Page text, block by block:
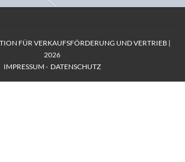
FÜR VERKAUFSFÖRDERUNG UND VERTRIEB |
2026
IMPRESSUM - DATENSCHUTZ